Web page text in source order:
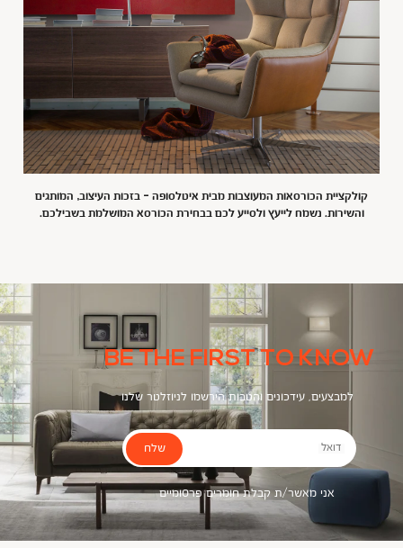
קולקציית הכורסאות המעוצבות מבית איטלסופה - בזכות העיצוב, המותגים
והשירות. נשמח לייעץ ולסייע לכם בבחירת הכורסא המושלמת בשבילכם.
BE THE FIRST TO KNOW
למבצעים, עידכונים והטבות הירשמו לניוזלטר שלנו
דואל
אני מאשר/ת קבלת חומרים פרסומיים
שלח